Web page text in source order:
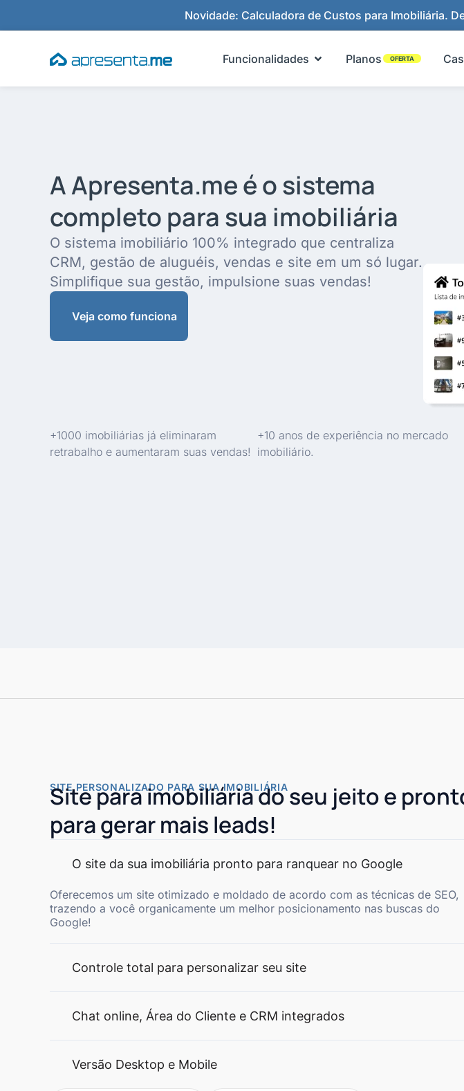
Novidade: Calculadora de Custos para Imobiliária.
Funcionalidades Abrir Funcionalidades
Planos OFERTA
A Apresenta.me é o sistema
completo para sua imobiliária
O sistema imobiliário 100% integrado que centraliza
CRM, gestão de aluguéis, vendas e site em um só lugar.
Simplifique sua gestão, impulsione suas vendas!
Veja como funciona
+1000 imobiliárias já eliminaram
retrabalho e aumentaram suas vendas!
+10 anos de experiência no mercado
imobiliário.
SITE PERSONALIZADO PARA SUA IMOBILIÁRIA
Site para imobiliária do seu jeito e
para gerar mais leads!
O site da sua imobiliária pronto para ranquear no Google
Oferecemos um site otimizado e moldado de acordo com as técnicas de SEO,
trazendo a você organicamente um melhor posicionamento nas buscas do
Google!
Controle total para personalizar seu site
Chat online, Área do Cliente e CRM integrados
Versão Desktop e Mobile